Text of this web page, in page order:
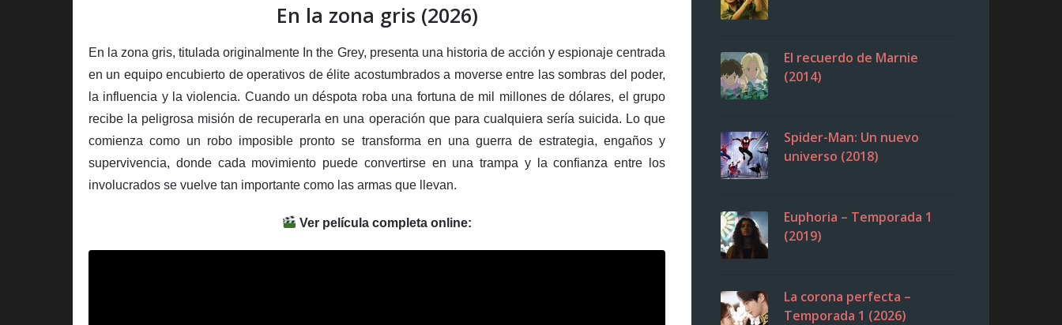
En la zona gris (2026)
En la zona gris, titulada originalmente In the Grey, presenta una historia de acción y espionaje centrada
en un equipo encubierto de operativos de élite acostumbrados a moverse entre las sombras del poder,
la influencia y la violencia. Cuando un déspota roba una fortuna de mil millones de dólares, el grupo
recibe la peligrosa misión de recuperarla en una operación que para cualquiera sería suicida. Lo que
comienza como un robo imposible pronto se transforma en una guerra de estrategia, engaños y
supervivencia, donde cada movimiento puede convertirse en una trampa y la confianza entre los
involucrados se vuelve tan importante como las armas que llevan.
Ver película completa online:
El recuerdo de Marnie
(2014)
Spider-Man: Un nuevo
universo (2018)
Euphoria – Temporada 1
(2019)
La corona perfecta –
Temporada 1 (2026)